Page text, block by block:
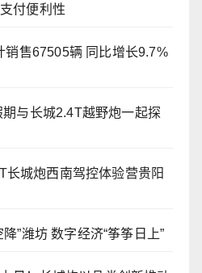
付便利性
销售67505辆 同比增长9.7%
与长城2.4T越野炮一起探
长城炮西南驾控体验营贵阳
”潍坊 数字经济“筝筝日上”